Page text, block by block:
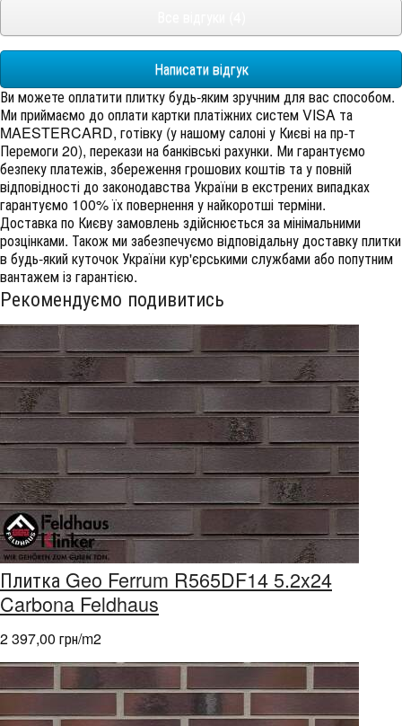
Написати відгук
Ви можете оплатити плитку будь-яким зручним для вас способом.
Ми приймаємо до оплати картки платіжних систем VISA та
MAESTERCARD, готівку (у нашому салоні у Києві на пр-т
Перемоги 20), перекази на банківські рахунки. Ми гарантуємо
безпеку платежів, збереження грошових коштів та у повній
відповідності до законодавства України в екстрених випадках
гарантуємо 100% їх повернення у найкоротші терміни.
Доставка по Києву замовлень здійснюється за мінімальними
розцінками. Також ми забезпечуємо відповідальну доставку плитки
в будь-який куточок України кур'єрськими службами або попутним
вантажем із гарантією.
Рекомендуємо подивитись
Плитка Geo Ferrum R565DF14 5.2x24
Carbona Feldhaus
2 397,00 грн/m2